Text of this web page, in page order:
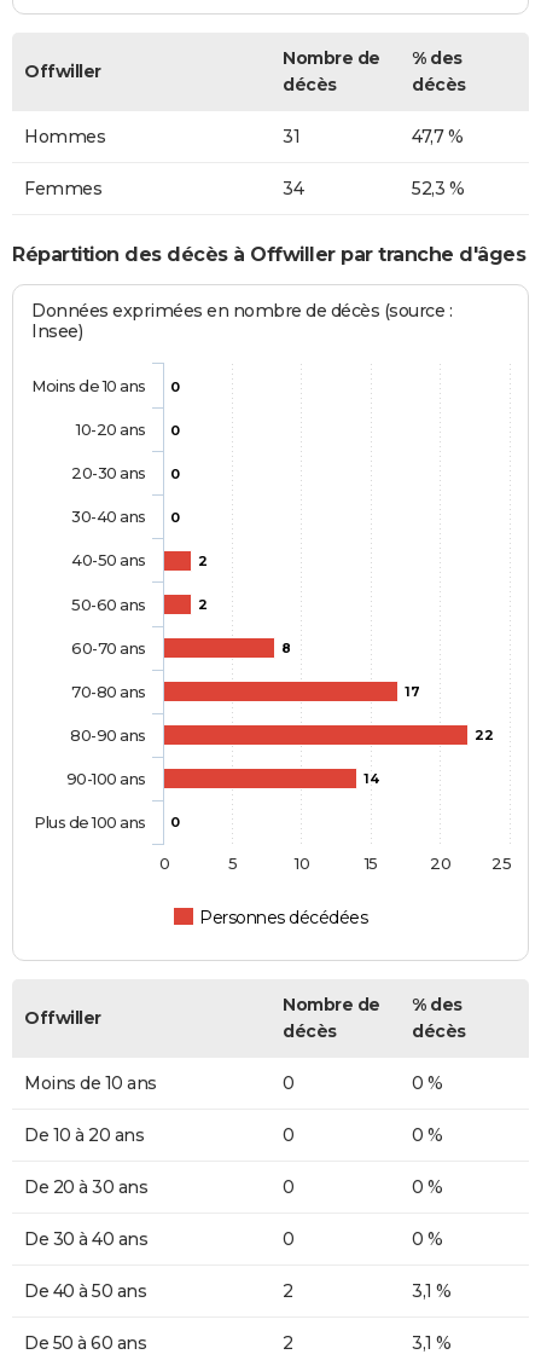
Offwiller
Nombre de
décès
% des
décès
Hommes 31 47,7 %
Femmes 34 52,3 %
Répartition des décès à Offwiller par tranche d'âges
Données exprimées en nombre de décès (source :
Insee)
0
0
0
0
2
2
8
17
22
14
0
Personnes décédées
Moins de 10 ans
10-20 ans
20-30 ans
30-40 ans
40-50 ans
50-60 ans
60-70 ans
70-80 ans
80-90 ans
90-100 ans
Plus de 100 ans
0 5 10 15 20 25
Offwiller
Nombre de
décès
% des
décès
Moins de 10 ans 0 0 %
De 10 à 20 ans 0 0 %
De 20 à 30 ans 0 0 %
De 30 à 40 ans 0 0 %
De 40 à 50 ans 2 3,1 %
De 50 à 60 ans 2 3,1 %